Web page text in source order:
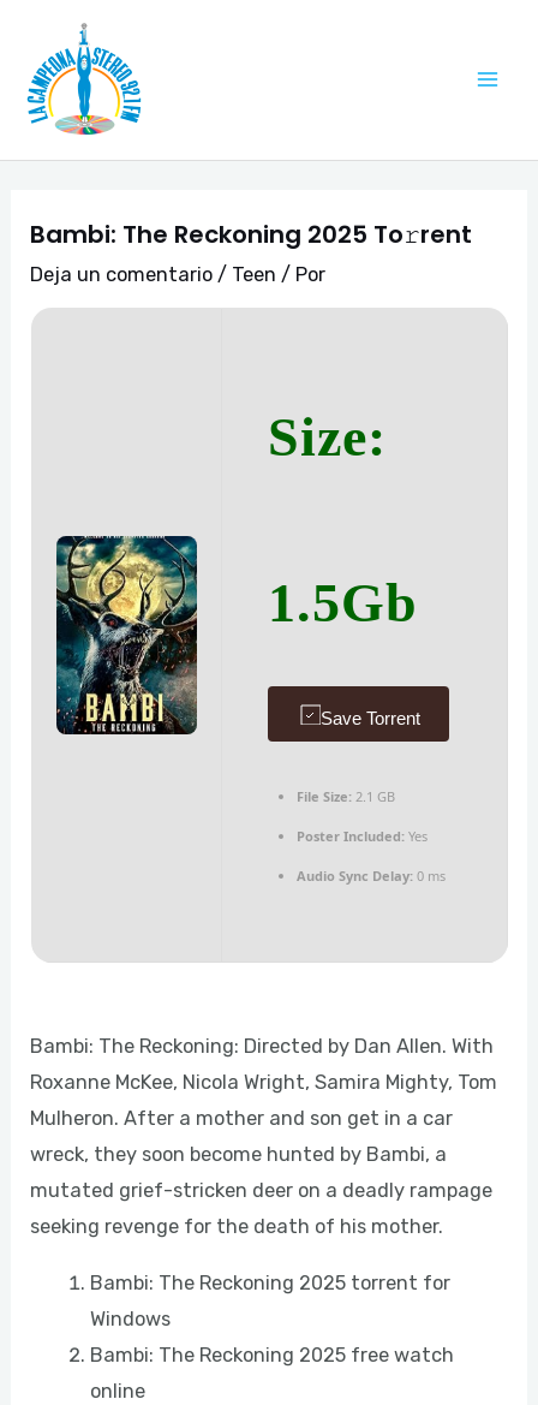
contenido
Bambi: The Reckoning 2025 To𝚛rent
Deja un comentario / Teen / Por
Size:
1.5Gb
Save Torrent
File Size:2.1 GB
Poster Included:Yes
Audio Sync Delay:0 ms
Bambi: The Reckoning: Directed by Dan Allen. With
Roxanne McKee, Nicola Wright, Samira Mighty, Tom
Mulheron. After a mother and son get in a car
wreck, they soon become hunted by Bambi, a
mutated grief-stricken deer on a deadly rampage
seeking revenge for the death of his mother.
Bambi: The Reckoning 2025 torrent for
Windows
Bambi: The Reckoning 2025 free watch
online
de
entradas